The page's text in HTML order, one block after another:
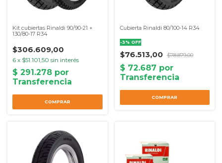
Kit cubiertas Rinaldi 90/90-21 +
130/80-17 R34
$306.609,00
6 x $51.101,50 sin interés
COMPRAR
Cubierta Rinaldi 80/100-14 R34
-3% OFF
$76.513,00 $78.879,00
COMPRAR